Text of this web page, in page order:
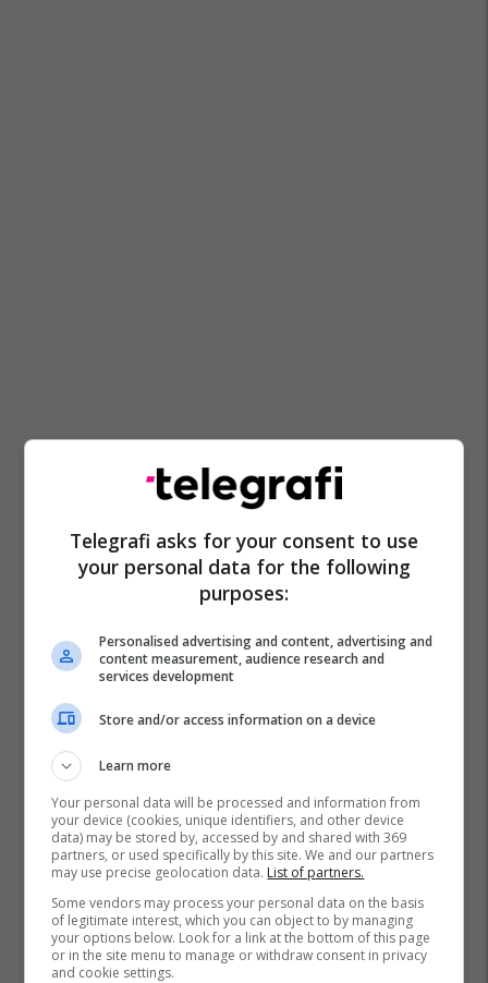
Telegrafi asks for your consent to use
your personal data for the following
purposes:
Personalised advertising and content, advertising and
content measurement, audience research and
services development
Store and/or access information on a device
Learn more
Your personal data will be processed and information from
your device (cookies, unique identifiers, and other device
data) may be stored by, accessed by and shared with 369
partners, or used specifically by this site. We and our partners
may use precise geolocation data. List of partners.
Some vendors may process your personal data on the basis
of legitimate interest, which you can object to by managing
your options below. Look for a link at the bottom of this page
or in the site menu to manage or withdraw consent in privacy
and cookie settings.